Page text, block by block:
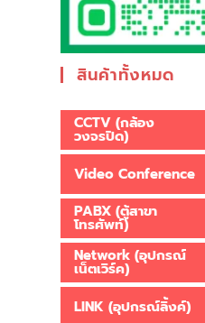
สินค้าทั้งหมด
CCTV (กล้อง
วงจรปิด)
Video Conference
PABX (ตู้สาขา
โทรศัพท์)
Network (อุปกรณ์
เน็ตเวิร์ค)
LINK (อุปกรณ์ลิ้งค์)